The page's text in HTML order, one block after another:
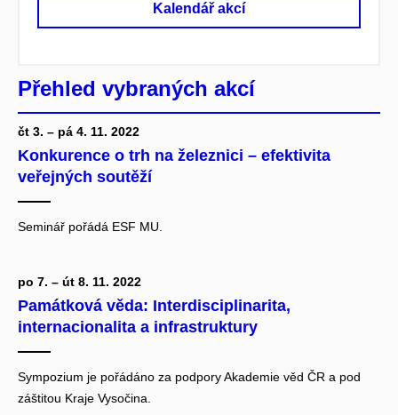
Kalendář akcí
Přehled vybraných akcí
čt 3. – pá 4. 11. 2022
Konkurence o trh na železnici – efektivita
veřejných soutěží
Seminář pořádá ESF MU.
po 7. – út 8. 11. 2022
Památková věda: Interdisciplinarita,
internacionalita a infrastruktury
Sympozium je pořádáno za podpory Akademie věd ČR a pod
záštitou Kraje Vysočina.